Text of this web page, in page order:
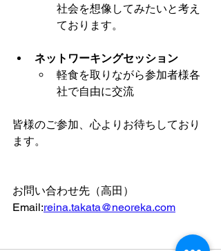
社会を想像してみたいと考え
ております。
ネットワーキングセッション
軽食を取りながら参加者様各
社で自由に交流
皆様のご参加、心よりお待ちしており
ます。
お問い合わせ先（高田）
Email:reina.takata@neoreka.com